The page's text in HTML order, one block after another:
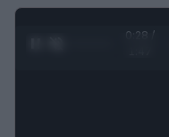
0:29 /